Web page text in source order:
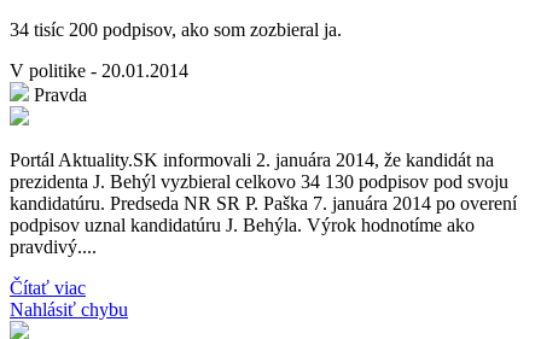
34 tisíc 200 podpisov, ako som zozbieral ja.
V politike - 20.01.2014
Pravda
Portál Aktuality.SK informovali 2. januára 2014, že kandidát na
prezidenta J. Behýl vyzbieral celkovo 34 130 podpisov pod svoju
kandidatúru. Predseda NR SR P. Paška 7. januára 2014 po overení
podpisov uznal kandidatúru J. Behýla. Výrok hodnotíme ako
pravdivý....
Čítať viac
Nahlásiť chybu